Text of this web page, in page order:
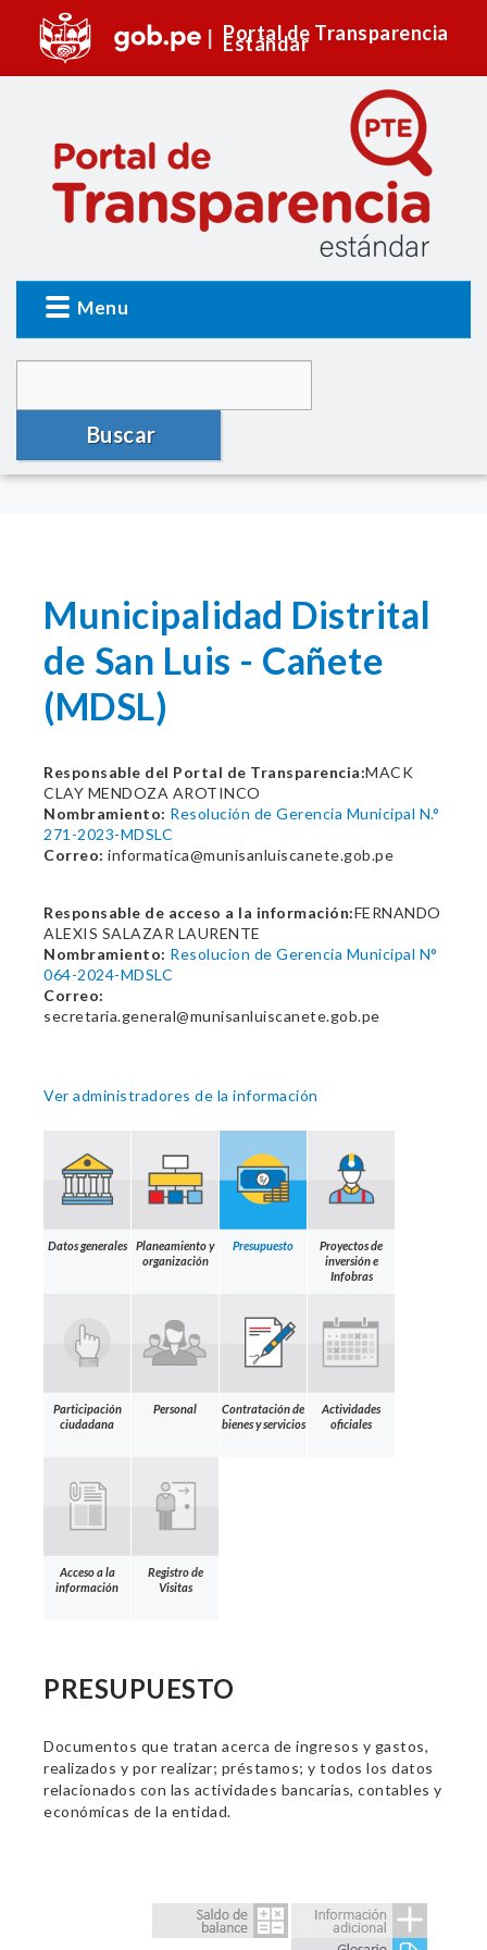
Portal de Transparencia
Estándar
Menu
Buscar
Municipalidad Distrital
de San Luis - Cañete
(MDSL)
Responsable del Portal de Transparencia:MACK
CLAY MENDOZA AROTINCO
Nombramiento: Resolución de Gerencia Municipal N.°
271-2023-MDSLC
Correo: informatica@munisanluiscanete.gob.pe
Responsable de acceso a la información:FERNANDO
ALEXIS SALAZAR LAURENTE
Nombramiento: Resolucion de Gerencia Municipal N°
064-2024-MDSLC
Correo:
secretaria.general@munisanluiscanete.gob.pe
Ver administradores de la información
Datos generales
Planeamiento y
organización
Presupuesto
Proyectos de
inversión e
Infobras
Participación
ciudadana
Personal
Contratación de
bienes y servicios
Actividades
oficiales
Acceso a la
información
Registro de
Visitas
PRESUPUESTO
Documentos que tratan acerca de ingresos y gastos,
realizados y por realizar; préstamos; y todos los datos
relacionados con las actividades bancarias, contables y
económicas de la entidad.